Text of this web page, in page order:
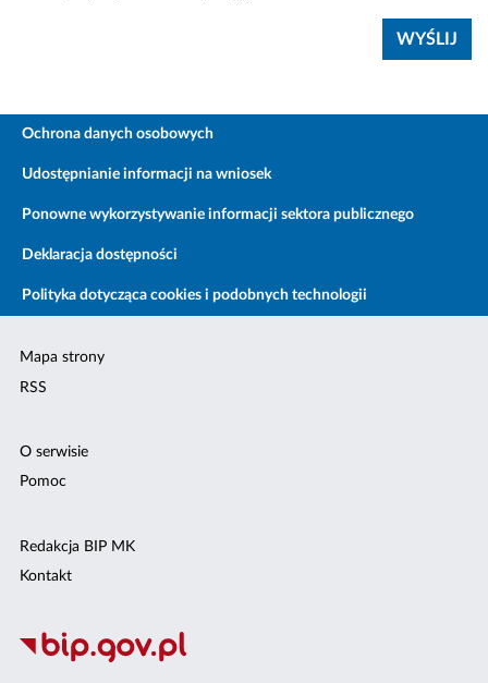
Ochrona danych osobowych
Udostępnianie informacji na wniosek
Ponowne wykorzystywanie informacji sektora publicznego
Deklaracja dostępności
Polityka dotycząca cookies i podobnych technologii
Mapa strony
RSS
O serwisie
Pomoc
Redakcja BIP MK
Kontakt